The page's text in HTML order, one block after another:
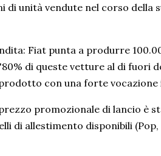
di unità vendute nel corso della
Fiat punta a produrre
di queste vetture al di fuori
con una forte
promozionale di lancio è
di allestimento disponibili (Pop,